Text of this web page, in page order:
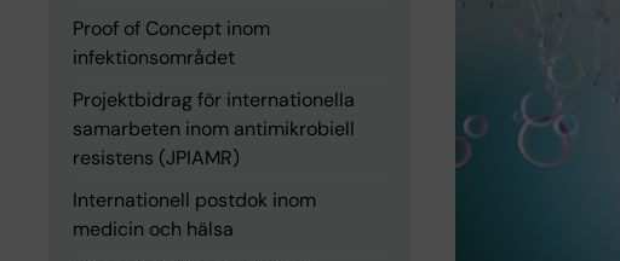
Proof of Concept inom
infektionsområdet
Projektbidrag för internationella
samarbeten inom antimikrobiell
resistens (JPIAMR)
Internationell postdok inom
medicin och hälsa